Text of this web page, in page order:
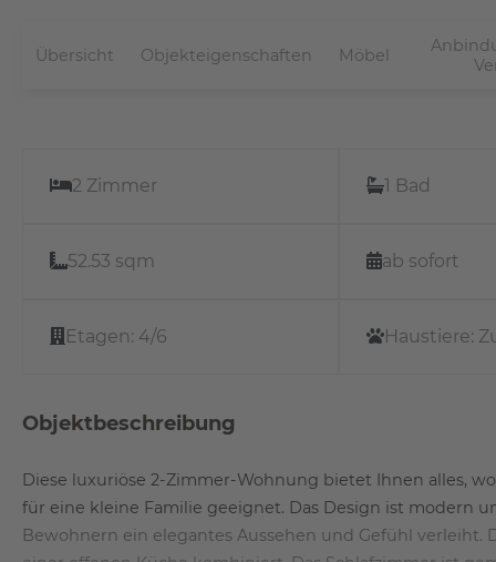
Übersicht Objekteigenschaften Möbel
2 Zimmer 1 Bad
52.53 sqm ab sofort
Etagen: 4/6 Haustiere:
Objektbeschreibung
Diese luxuriöse 2-Zimmer-Wohnung bietet Ihnen alles,
für eine kleine Familie geeignet. Das Design ist modern
Bewohnern ein elegantes Aussehen und Gefühl